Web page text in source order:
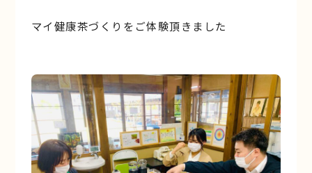
マイ健康茶づくりをご体験頂きました